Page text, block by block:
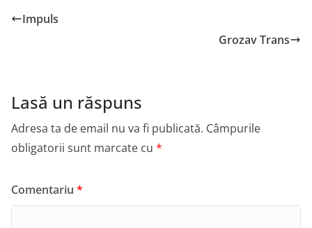
Impuls
Grozav Trans
Lasă un răspuns
Adresa ta de email nu va fi publicată. Câmpurile
obligatorii sunt marcate cu *
Comentariu *